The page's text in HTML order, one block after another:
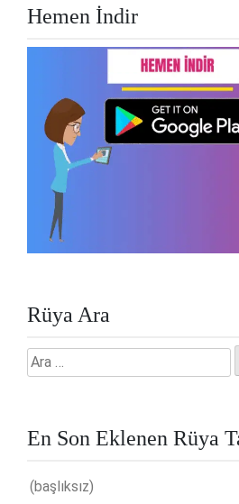
Hemen İndir
Rüya Ara
Arama:
En Son Eklenen Rüya
(başlıksız)